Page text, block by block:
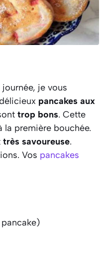
je vous
pancakes aux
trop bons. Cette
la première bouchée.
très savoureuse.
Vos pancakes